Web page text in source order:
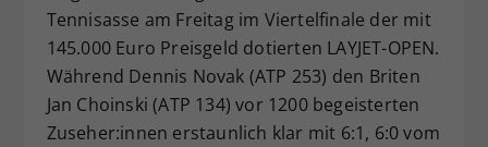
Tennisasse am Freitag im Viertelfinale der mit
145.000 Euro Preisgeld dotierten LAYJET-OPEN.
Während Dennis Novak (ATP 253) den Briten
Jan Choinski (ATP 134) vor 1200 begeisterten
Zuseher:innen erstaunlich klar mit 6:1, 6:0 vom
Zweck
Dieser Wert speichert Ihre Consent-
Einstellungen. Unter anderem eine
zufällig generierte ID, für die
historische Speicherung Ihrer
vorgenommen Einstellungen, falls der